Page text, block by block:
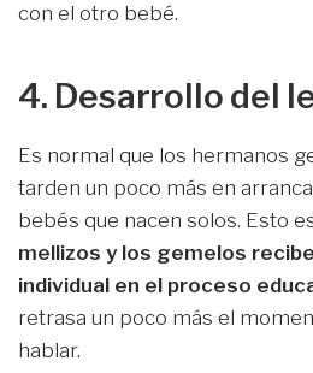
con el otro bebé.
4. Desarrollo del
Es normal que los hermanos
tarden un poco más en
bebés que nacen solos. Esto
mellizos y los gemelos
individual en el proceso
retrasa un poco más el
hablar.